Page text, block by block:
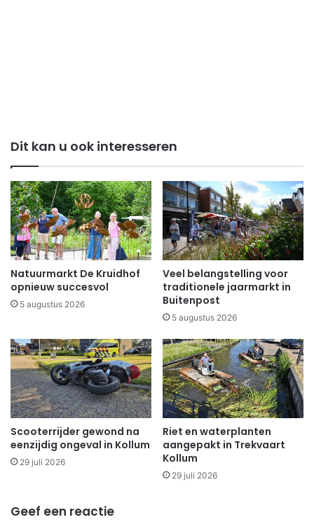
Dit kan u ook interesseren
Natuurmarkt De Kruidhof
opnieuw succesvol
5 augustus 2026
Veel belangstelling voor
traditionele jaarmarkt in
Buitenpost
5 augustus 2026
Scooterrijder gewond na
eenzijdig ongeval in Kollum
29 juli 2026
Riet en waterplanten
aangepakt in Trekvaart
Kollum
29 juli 2026
Geef een reactie